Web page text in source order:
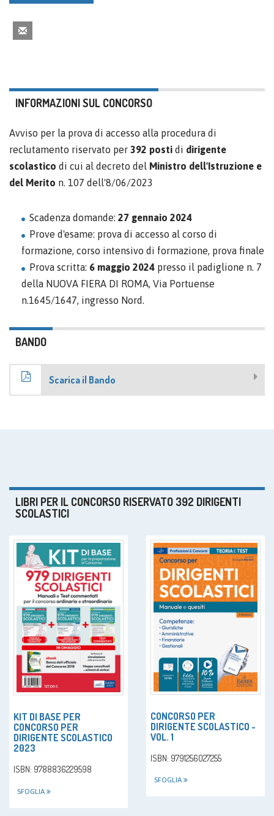
INFORMAZIONI SUL CONCORSO
Avviso per la prova di accesso alla procedura di
reclutamento riservato per 392 posti di dirigente
scolastico di cui al decreto del Ministro dell'Istruzione e
del Merito n. 107 dell'8/06/2023
Scadenza domande: 27 gennaio 2024
Prove d'esame: prova di accesso al corso di
formazione, corso intensivo di formazione, prova finale
Prova scritta: 6 maggio 2024 presso il padiglione n. 7
della NUOVA FIERA DI ROMA, Via Portuense
n.1645/1647, ingresso Nord.
BANDO
Scarica il Bando
LIBRI PER IL CONCORSO RISERVATO 392 DIRIGENTI
SCOLASTICI
KIT DI BASE PER
CONCORSO PER
DIRIGENTE SCOLASTICO
2023
ISBN: 9788836229598
SFOGLIA
CONCORSO PER
DIRIGENTE SCOLASTICO -
VOL. 1
ISBN: 9791256027255
SFOGLIA